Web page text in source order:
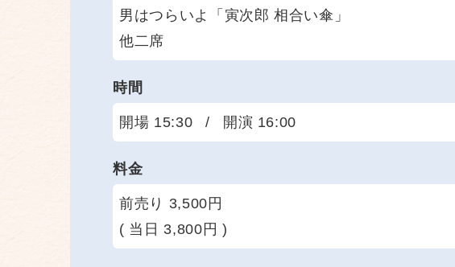
男はつらいよ「寅次郎 相合い傘」
他二席
時間
開場 15:30 / 開演 16:00
料金
前売り 3,500円
( 当日 3,800円 )